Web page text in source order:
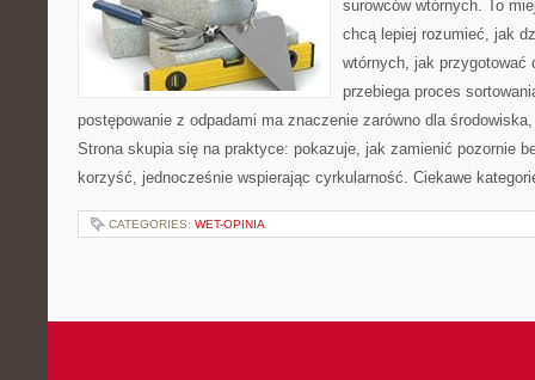
surowców wtórnych. To
chcą lepiej rozumieć, jak
wtórnych, jak przygotować
przebiega proces
postępowanie z odpadami ma znaczenie zarówno dla
Strona skupia się na praktyce: pokazuje, jak zamienić pozornie
korzyść, jednocześnie wspierając cyrkularność. Ciekawe
CATEGORIES: WET-OPINIA